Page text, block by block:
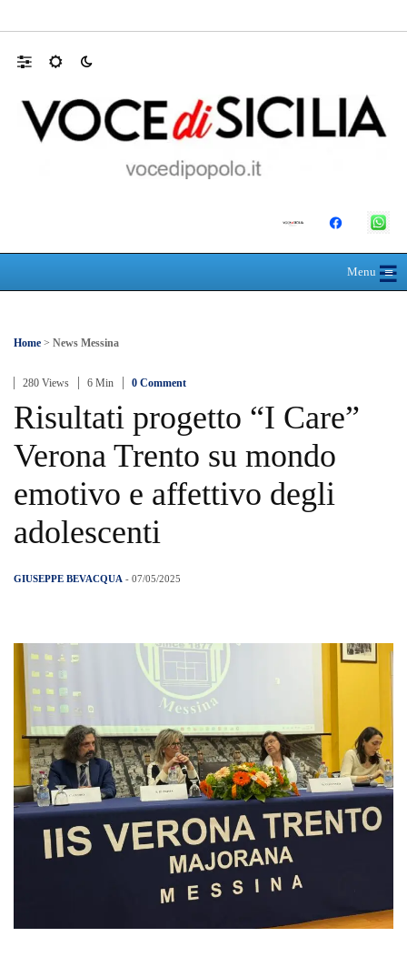
Menu≡
☰
Home > News Messina
280 Views 6 Min 0 Comment
Risultati progetto “I Care”
Verona Trento su mondo
emotivo e affettivo degli
adolescenti
GIUSEPPE BEVACQUA - 07/05/2025